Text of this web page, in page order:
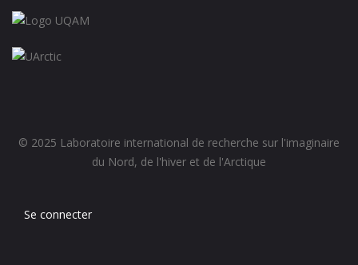
© 2025 Laboratoire international de recherche sur l'imaginaire
du Nord, de l'hiver et de l'Arctique
Se connecter